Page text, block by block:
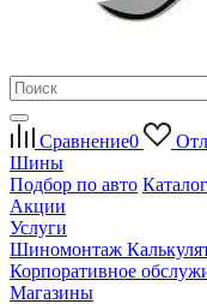
Сравнение0
Шины
Подбор по авто
Акции
Услуги
Шиномонтаж
Корпоративное
Магазины